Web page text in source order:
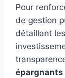
Pour
de gestion
détaillant